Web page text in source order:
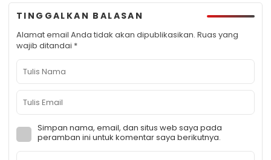
TINGGALKAN BALASAN
Alamat email Anda tidak akan dipublikasikan. Ruas yang
wajib ditandai *
Simpan nama, email, dan situs web saya pada
peramban ini untuk komentar saya berikutnya.